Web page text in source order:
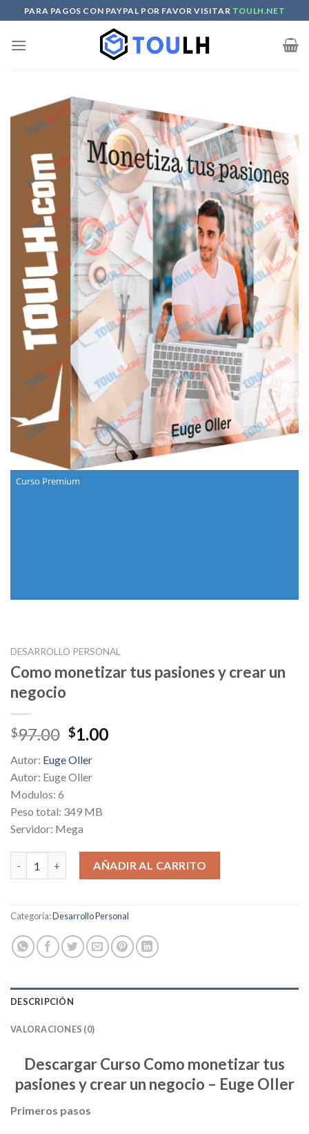
to
content
PARA PAGOS CON PAYPAL POR FAVOR VISITAR TOULH.NET
Curso Premium
DESARROLLO PERSONAL
Como monetizar tus pasiones y crear un
negocio
$97.00 Original
was:
$97.00.
$1.00Current
Autor: Euge Oller
Autor: Euge Oller
Modulos: 6
Peso total: 349 MB
Servidor: Mega
Como monetizar tus pasiones y crear un negocio cantidad
AÑADIR AL CARRITO
Categoría:Desarrollo Personal
DESCRIPCIÓN
VALORACIONES (0)
Descargar Curso Como monetizar tus
pasiones y crear un negocio – Euge Oller
Primeros pasos